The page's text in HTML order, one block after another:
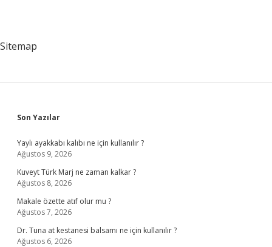
Sitemap
Sidebar
Son Yazılar
Yaylı ayakkabı kalıbı ne için kullanılır ?
Ağustos 9, 2026
Kuveyt Türk Marj ne zaman kalkar ?
Ağustos 8, 2026
Makale özette atıf olur mu ?
Ağustos 7, 2026
Dr. Tuna at kestanesi balsamı ne için kullanılır ?
Ağustos 6, 2026